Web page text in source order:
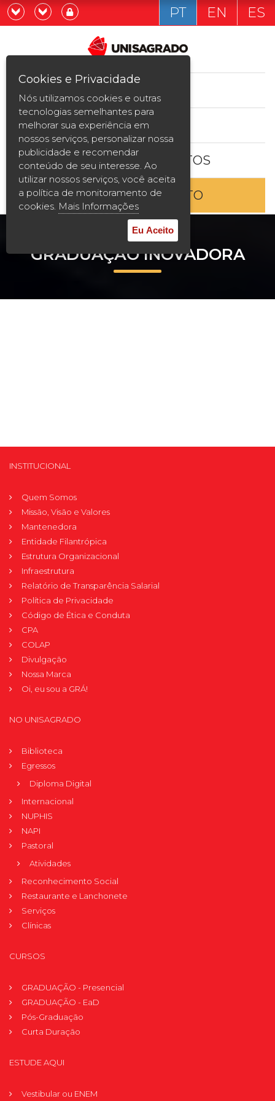
Graduação
Pós-graduação e MBA
Curta Duração
Vestibular
2ª Graduação
Transferência
Reingresso
Internacionalização
Já sou estudande
Quero ser estudante
PT EN ES
ESTUDE AQUI
BOLSAS E DESCONTOS
ENTRE EM CONTATO
GRADUAÇÃO INOVADORA
INSTITUCIONAL
Quem Somos
Missão, Visão e Valores
Mantenedora
Entidade Filantrópica
Estrutura Organizacional
Infraestrutura
Relatório de Transparência Salarial
Política de Privacidade
Código de Ética e Conduta
CPA
COLAP
Divulgação
Nossa Marca
Oi, eu sou a GRÁ!
NO UNISAGRADO
Biblioteca
Egressos
Diploma Digital
Internacional
NUPHIS
NAPI
Pastoral
Atividades
Reconhecimento Social
Restaurante e Lanchonete
Serviços
Clínicas
CURSOS
GRADUAÇÃO - Presencial
GRADUAÇÃO - EaD
Pós-Graduação
Curta Duração
ESTUDE AQUI
Vestibular ou ENEM
Cookies e Privacidade
Nós utilizamos cookies e outras
tecnologias semelhantes para
melhorar sua experiência em
nossos serviços, personalizar nossa
publicidade e recomendar
conteúdo de seu interesse. Ao
utilizar nossos serviços, você aceita
a política de monitoramento de
cookies. Mais Informações
Eu Aceito